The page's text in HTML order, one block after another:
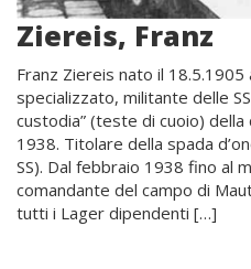
Ziereis, Franz
Franz Ziereis nato il 18.5.1905
specializzato, militante delle
custodia” (teste di cuoio) della
1938. Titolare della spada
SS). Dal febbraio 1938 fino al
comandante del campo di
tutti i Lager dipendenti […]